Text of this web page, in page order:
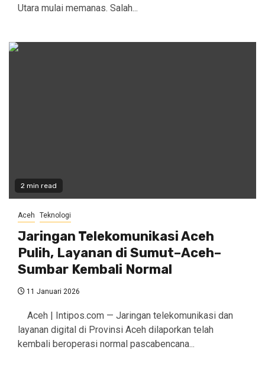
Utara mulai memanas. Salah...
2 min read
Aceh Teknologi
Jaringan Telekomunikasi Aceh
Pulih, Layanan di Sumut–Aceh–
Sumbar Kembali Normal
11 Januari 2026
Aceh | Intipos.com — Jaringan telekomunikasi dan
layanan digital di Provinsi Aceh dilaporkan telah
kembali beroperasi normal pascabencana...